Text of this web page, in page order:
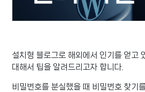
설치형 블로그로 해외에서 인기를 얻고
대해서 팁을 알려드리고자 합니다.
비밀번호를 분실했을 때 비밀번호 찾기